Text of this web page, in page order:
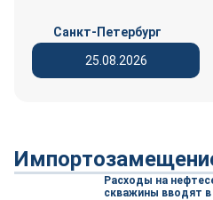
25.08.2026
Санкт-Петербург
Расходы на
скважины вводят в